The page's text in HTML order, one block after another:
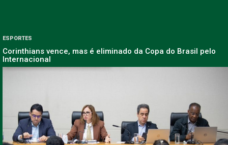
ESPORTES
Corinthians vence, mas é eliminado da Copa do Brasil pelo
Internacional